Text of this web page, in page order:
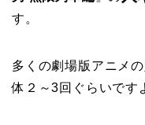
す。
多くの劇場版アニメ
体２～3回ぐらいです